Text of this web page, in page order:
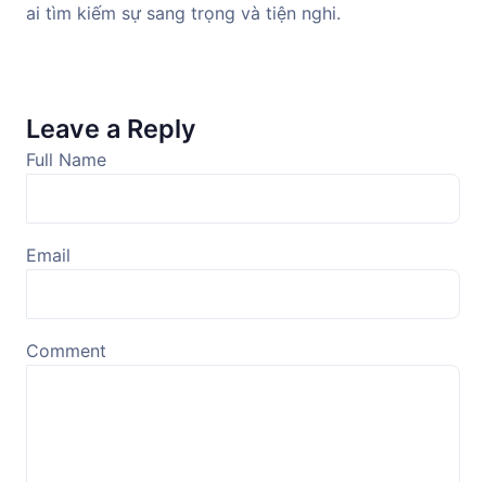
ai tìm kiếm sự sang trọng và tiện nghi.
Leave a Reply
Full Name
Email
Comment